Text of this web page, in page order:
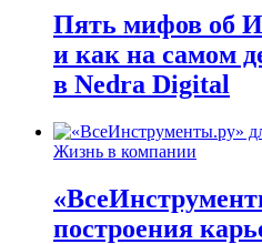
Пять мифов об
и как на самом
в Nedra Digital
Жизнь в компании
построения